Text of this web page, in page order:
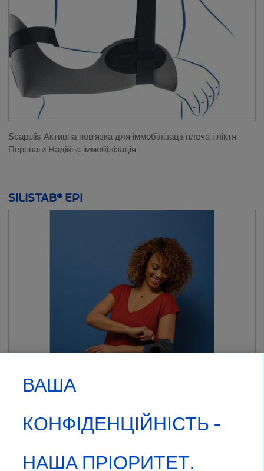
СПИНА
ЗАП'ЯСТЯ І ВЕЛИКИЙ ПАЛЕЦЬ
ПЛЕЧЕ І ЛІКОТЬ
ШИЯ
__SHOW
ЛІНІЙКИ ПРОДУКЦІЇ
__SHOWTHUASNE SPORT
Scapulis Активна пов'язка для іммобілізації плеча і ліктя
Переваги Надійна іммобілізація
SILISTAB® EPI
ВАША
КОНФІДЕНЦІЙНІСТЬ -
НАША ПРІОРИТЕТ.